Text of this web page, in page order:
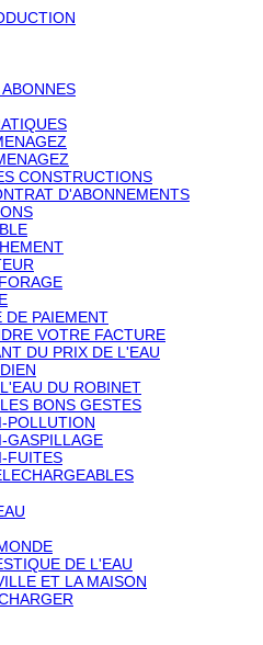
CONSTRUCTIONS
D'ABONNEMENTS
DE PAIEMENT
VOTRE FACTURE
DU PRIX DE L'EAU
DU ROBINET
BONS GESTES
POLLUTION
GASPILLAGE
FUITES
DE L'EAU
ET LA MAISON